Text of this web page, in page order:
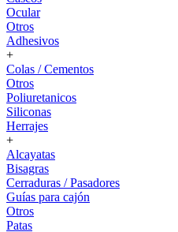
Ocular
Otros
Adhesivos
+
Colas / Cementos
Otros
Poliuretanicos
Siliconas
Herrajes
+
Alcayatas
Bisagras
Cerraduras / Pasadores
Guías para cajón
Otros
Patas